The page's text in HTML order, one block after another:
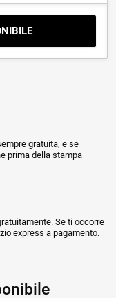
gratuita, e se
prima della stampa
Se ti occorre
express a pagamento.